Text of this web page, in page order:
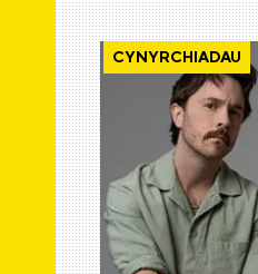
CYNYRCHIADAU